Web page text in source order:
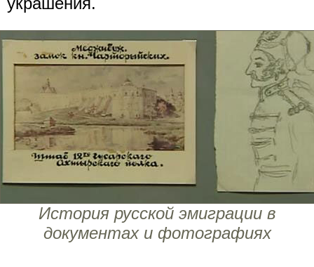
История русской эмиграции в
документах и фотографиях